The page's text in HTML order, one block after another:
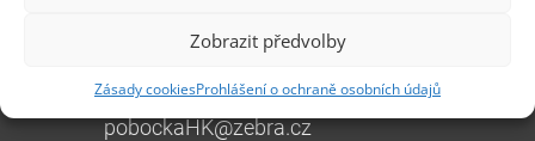
Zobrazit předvolby
Zásady cookiesProhlášení o ochraně osobních údajů
Pobočka Hradec Králové
Česká republika, +420 491 615 380,
pobockaHK@zebra.cz